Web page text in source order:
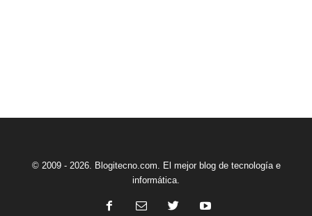
© 2009 - 2026. Blogitecno.com. El mejor blog de tecnología e
informática.